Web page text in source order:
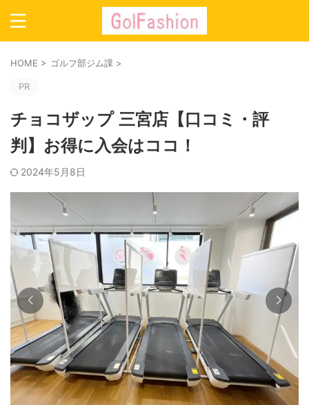
HOME > ゴルフ部ジム課 >
PR
チョコザップ 三宮店【口コミ・評
判】お得に入会はココ！
2024年5月8日